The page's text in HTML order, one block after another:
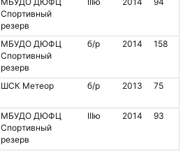
Спортивный
резерв
МБУДО ДЮФЦ
Спортивный
резерв
б/р 2014 158
ШСК Метеор б/р 2013 75
МБУДО ДЮФЦ
Спортивный
резерв
IIIю 2014 93